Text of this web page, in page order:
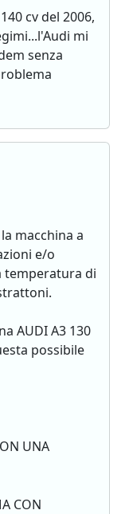
cv del 2006,
mi
senza
macchina a
e/o
temperatura di
AUDI A3 130
possibile
UNA
CON